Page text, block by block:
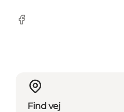
Facebook
Find vej